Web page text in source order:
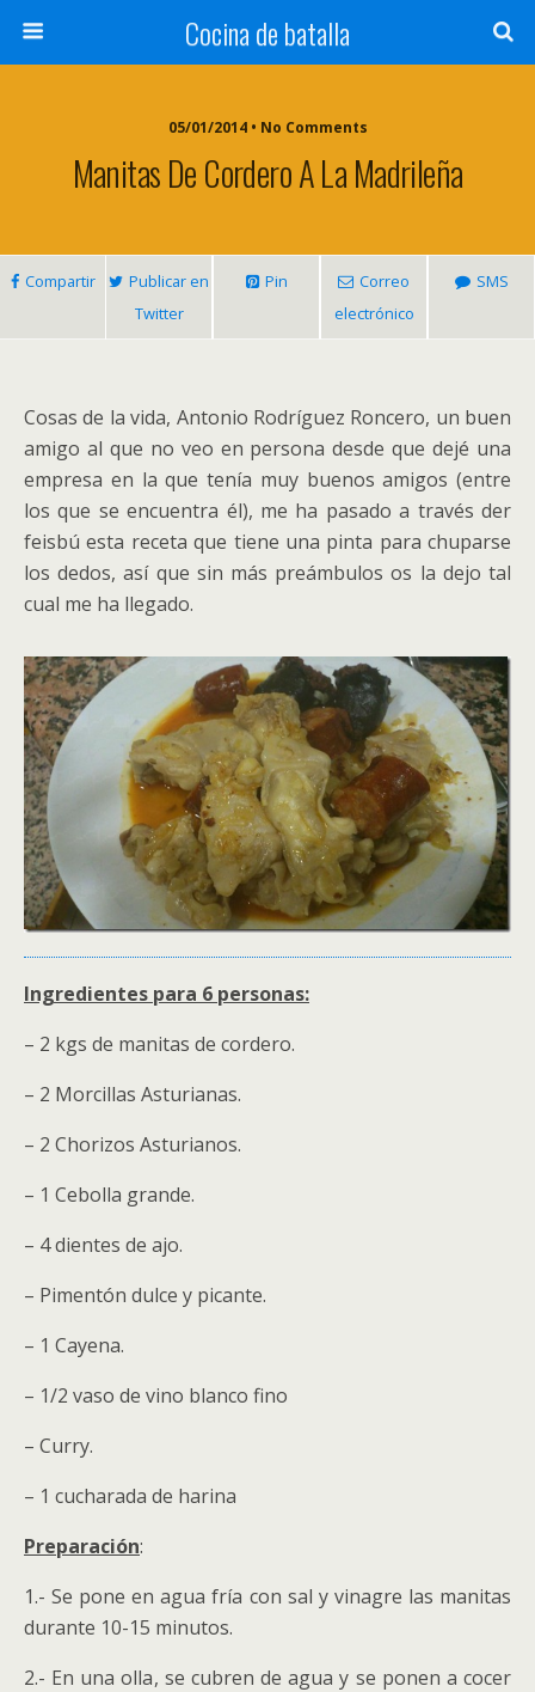
Cocina de batalla
05/01/2014 • No Comments
Manitas De Cordero A La Madrileña
Compartir
Publicar en
Twitter
Pin
Correo
electrónico
SMS
Cosas de la vida, Antonio Rodríguez Roncero, un buen
amigo al que no veo en persona desde que dejé una
empresa en la que tenía muy buenos amigos (entre
los que se encuentra él), me ha pasado a través der
feisbú esta receta que tiene una pinta para chuparse
los dedos, así que sin más preámbulos os la dejo tal
cual me ha llegado.
Ingredientes para 6 personas:
– 2 kgs de manitas de cordero.
– 2 Morcillas Asturianas.
– 2 Chorizos Asturianos.
– 1 Cebolla grande.
– 4 dientes de ajo.
– Pimentón dulce y picante.
– 1 Cayena.
– 1/2 vaso de vino blanco fino
– Curry.
– 1 cucharada de harina
Preparación:
1.- Se pone en agua fría con sal y vinagre las manitas
durante 10-15 minutos.
2.- En una olla, se cubren de agua y se ponen a cocer